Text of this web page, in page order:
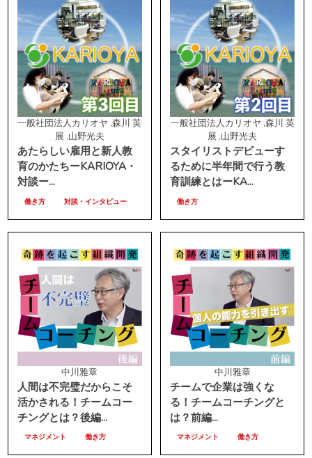
一般社団法人カリオヤ ,森川 英
展 ,山野光夫
あたらしい雇用と新人教
育のかたちーKARIOYA・
対談ー...
働き方 対談・インタビュー
一般社団法人カリオヤ ,森川 英
展 ,山野光夫
スタイリストデビューす
るために半年間で行う教
育訓練とはーKA...
働き方
中川雅章
人間は不完璧だからこそ
活かされる！チームコー
チングとは？後編...
マネジメント 働き方
中川雅章
チームで企業は強くな
る！チームコーチングと
は？前編...
マネジメント 働き方